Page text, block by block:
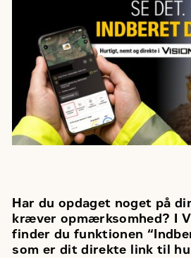
Har du opdaget noget på
kræver opmærksomhed? I
finder du funktionen
som er dit direkte link til